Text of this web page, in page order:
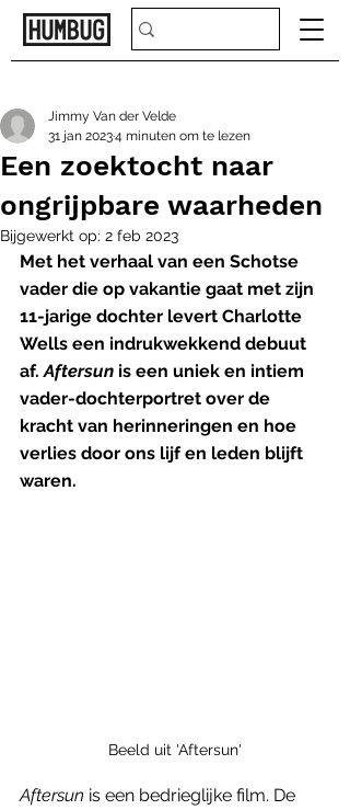
Een zoektocht naar
ongrijpbare waarheden
Jimmy Van der Velde
31 jan 20234 minuten om te lezen
Bijgewerkt op: 2 feb 2023
Met het verhaal van een Schotse
vader die op vakantie gaat met zijn
11-jarige dochter levert Charlotte
Wells een indrukwekkend debuut
af. Aftersun is een uniek en intiem
vader-dochterportret over de
kracht van herinneringen en hoe
verlies door ons lijf en leden blijft
waren.
Beeld uit 'Aftersun'
Aftersun is een bedrieglijke film. De